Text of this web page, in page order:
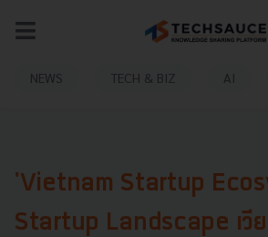
NEWS TECH & BIZ AI
'Vietnam Startup
Startup Landscape เวี